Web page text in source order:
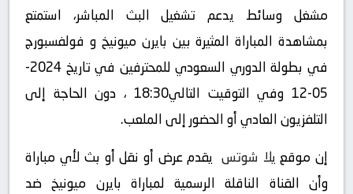
مشغل وسائط يدعم تشغيل البث المباشر، استمتع
بمشاهدة المباراة المثيرة بين بايرن ميونيخ و فولفسبورج
في بطولة الدوري السعودي للمحترفين في تاريخ 2024-
05-12 وفي التوقيت التالي18:30 ، دون الحاجة إلى
التلفزيون العادي أو الحضور إلى الملعب.
إن موقع يلا شوتسيقدم عرض أو نقل أو بث لأي مباراة
وأن القناة الناقلة الرسمية لمباراة بايرن ميونيخ ضد